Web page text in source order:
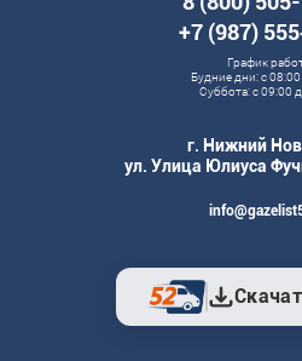
+7 (987)
График
Будние дни: с
Суббота: с 09:00
г. Нижний
ул. Улица Юлиуса